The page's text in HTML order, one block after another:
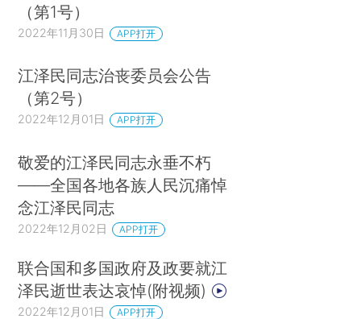
（第1号）
2022年11月30日 APP打开
江泽民同志治丧委员会公告
（第2号）
2022年12月01日 APP打开
敬爱的江泽民同志永垂不朽
——全国各地各族人民沉痛悼
念江泽民同志
2022年12月02日 APP打开
联合国和多国政府及政要就江
泽民逝世表达哀悼(附视频)
2022年12月01日 APP打开